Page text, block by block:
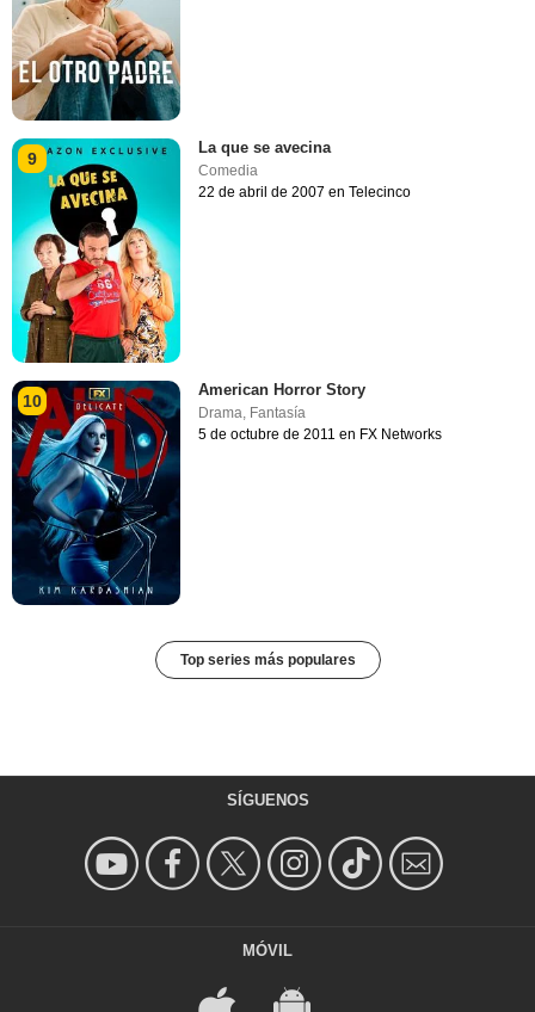
9
La que se avecina
Comedia
22 de abril de 2007 en Telecinco
10
American Horror Story
Drama, Fantasía
5 de octubre de 2011 en FX Networks
Top series más populares
SÍGUENOS
MÓVIL